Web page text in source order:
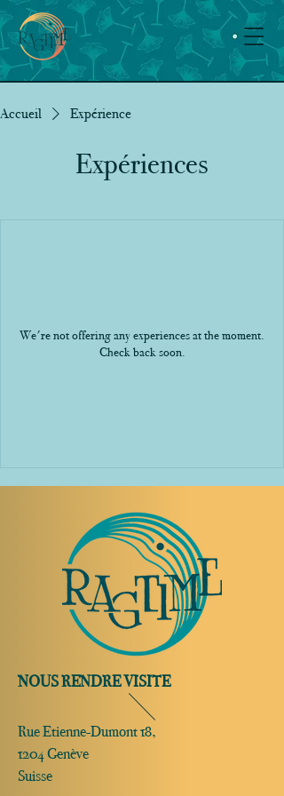
Accueil Expérience
Expériences
We're not offering any experiences at the moment.
Check back soon.
NOUS RENDRE VISITE
Rue Etienne-Dumont 18,
1204 Genève
Suisse